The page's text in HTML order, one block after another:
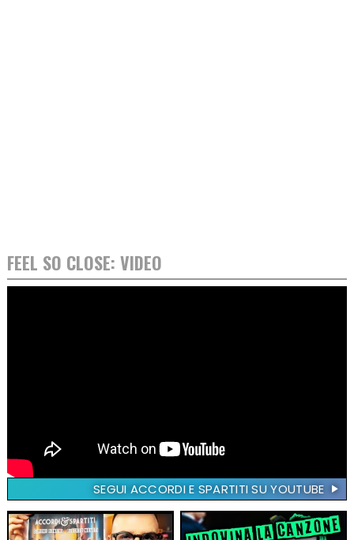
FEEL SO CLOSE: VIDEO
SEGUI ACCORDI E SPARTITI SU YOUTUBE